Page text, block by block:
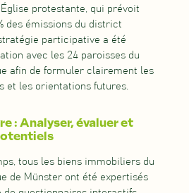
protestante, qui prévoit
des émissions du district
participative a été
avec les 24 paroisses du
afin de formuler clairement les
et les orientations futures.
: Analyser, évaluer et
tous les biens immobiliers du
de Münster ont été expertisés